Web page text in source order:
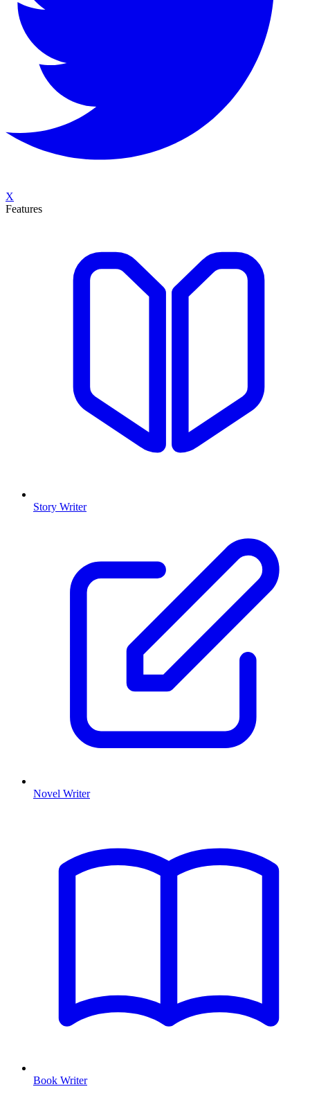
X
Features
Story Writer
Novel Writer
Book Writer